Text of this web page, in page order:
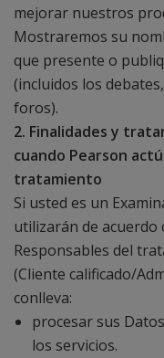
mejorar nuestros
Mostraremos su
que presente o
(incluidos los
foros).
2. Finalidades y
cuando Pearson
tratamiento
Si usted es un
utilizarán de acuerdo
Responsables del
(Cliente calificado/
conlleva:
procesar sus
los servicios.